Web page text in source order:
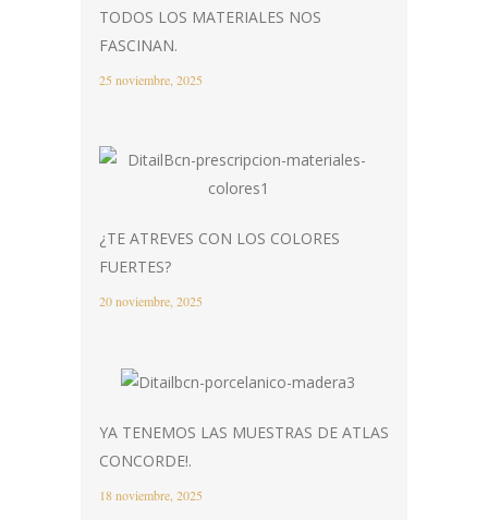
TODOS LOS MATERIALES NOS
FASCINAN.
25 noviembre, 2025
¿TE ATREVES CON LOS COLORES
FUERTES?
20 noviembre, 2025
YA TENEMOS LAS MUESTRAS DE ATLAS
CONCORDE!.
18 noviembre, 2025